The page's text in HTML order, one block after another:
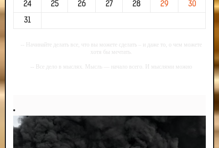
24 25 26 27 28 29 30
31
-- Начинайте делать все, что вы можете сделать – и даже то, о чем можете
хотя бы мечтать.
-- Все дело в мыслях. Мысль — начало всего. И мыслями можно
-- Самое большое богатство — это ум. Самая большая нищета — глупость.
Из всех страхов самый пугающий — самолюбование.
-- Лучшее, что можно сделать с хорошим советом, это пропустить его